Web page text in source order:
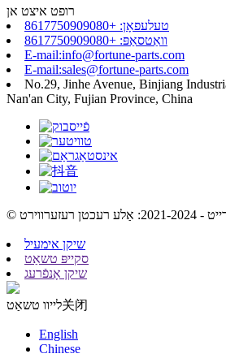
רופט איצט אן
טעלעפאָן: +8617750909080
וואַטסאַפּ: +8617750909080
E-mail:info@fortune-parts.com
E-mail:sales@fortune-parts.com
No.29, Jinhe Avenue, Binjiang
Nan'an City, Fujian Province, China
שיקן אימעיל
סקייפּ טשאַט
שיקן אָנפֿרעג
לייוו טשאַט关闭
English
Chinese